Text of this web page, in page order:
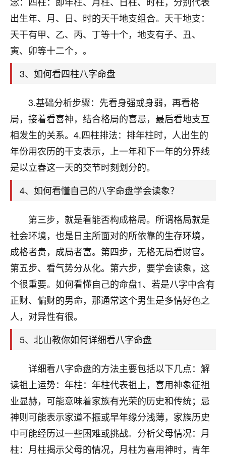
出生年、月、日、时的天干地支组合。天干地支：
天干有甲、乙、丙、丁等十个，地支有子、丑、
寅、卯等十二个，。
3、如何看四柱八字命盘
3.基础分析步骤：先看身强或身弱，再看格
局，接着看喜神，结合格局的喜忌，最后看地支互
相发生的关系。4.四柱排法：排年柱时，人出生的
年份用农历的干支表示，上一年和下一年的分界线
是以立春这一天的交节时刻划分的。
4、如何看懂自己的八字命盘学会读象？
第三步，就是看能否构成格局。所谓格局就是
社会环境，也是日主所面对的所依靠的生存环境，
成格者贵，成局者富。第四步，无格无局看财官。
第五步、看气势分从化。第六步，要学会读象，这
个很重要。如何看懂自己的命盘1、若是八字中含有
正财、偏财的男命，那通常这个男生是多情好色之
人，对异性有很。
5、北山教你如何详细看八字命盘
详细看八字命盘的方法主要包括以下几点：解
读祖上运势：年柱：年柱代表祖上，喜用神象征祖
业显赫，可能意味着家族有光荣的历史和传统；忌
神则可能表示家道不振或早年缘分浅薄，家族历史
中可能经历过一些困难或挑战。分析父母情况：月
柱：月柱揭示父母的情况，月柱为喜用神时，青年
一家，要么生意不好，生意好的就出事。前些年攒的
家底快败光了，真是倒霉！我也想找人看看到底怎么
回事？
鹿森：你可以找老师看看，人有时不服命不行
太阳当空赵：我也做餐饮的，生意不算大，但
址、风水、还有开业日子，哪哪都看了，虽然
大环境不好，但是我家生意还可以，前几天又
刚找老师做了补财库，希望财运更好一点！
2小时前 来自海南 18
梦醒时分
我女儿高二叛逆，大半年不上学，一说她就要死要活
的，把我们两口子愁的不行，朋友给我推荐的慧来老
做完，我女儿跟变了个人一样，不期望她能考多好的
大学，只要能安安稳稳的把书读了，身体心理都健健
康康的我就很知足了！
鹿森：可怜天下父母心啊！
3小时前 来自河北 16
付深
三个，找老师的时候是抱着侥幸心理，没想到老师看
后，我以为都没戏了，结果开年一上班，开会提拔升
职第一个就是我，职务无所谓，主要是底薪加了
3000，非常开心，无论如何，感恩感谢！🙏🏻
鹿森：恭喜升职加薪！！，请客吗？�
12小时前 来自北京 32